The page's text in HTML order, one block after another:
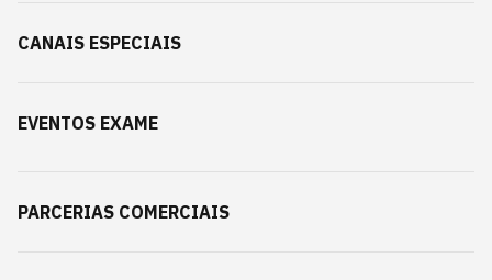
CANAIS ESPECIAIS
EVENTOS EXAME
PARCERIAS COMERCIAIS